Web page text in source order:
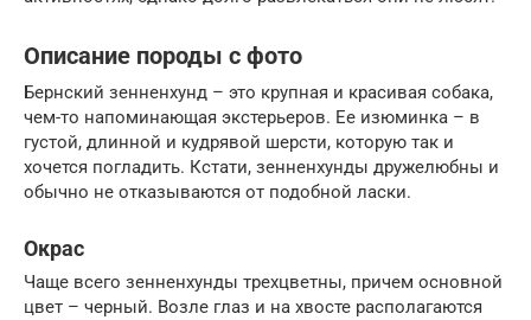
Описание породы с фото
Бернский зенненхунд – это крупная и красивая собака,
чем-то напоминающая экстерьеров. Ее изюминка – в
густой, длинной и кудрявой шерсти, которую так и
хочется погладить. Кстати, зенненхунды дружелюбны и
обычно не отказываются от подобной ласки.
Окрас
Чаще всего зенненхунды трехцветны, причем основной
цвет – черный. Возле глаз и на хвосте располагаются